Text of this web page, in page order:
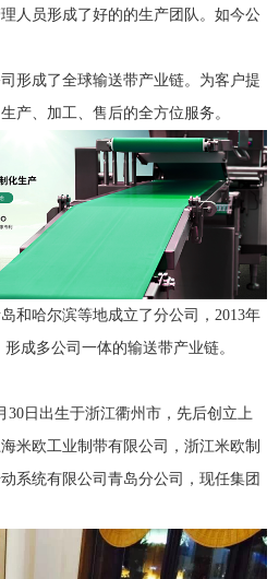
人员形成了好的的生产团队。如今公
形成了全球输送带产业链。为客户提
产、加工、售后的全方位服务。
和哈尔滨等地成立了分公司，2013年
成多公司一体的输送带产业链。
30日出生于浙江衢州市，先后创立上
米欧工业制带有限公司，浙江米欧制
系统有限公司青岛分公司，现任集团